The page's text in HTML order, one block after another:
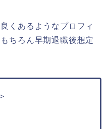
くあるようなプロフィ
ちろん早期退職後想定